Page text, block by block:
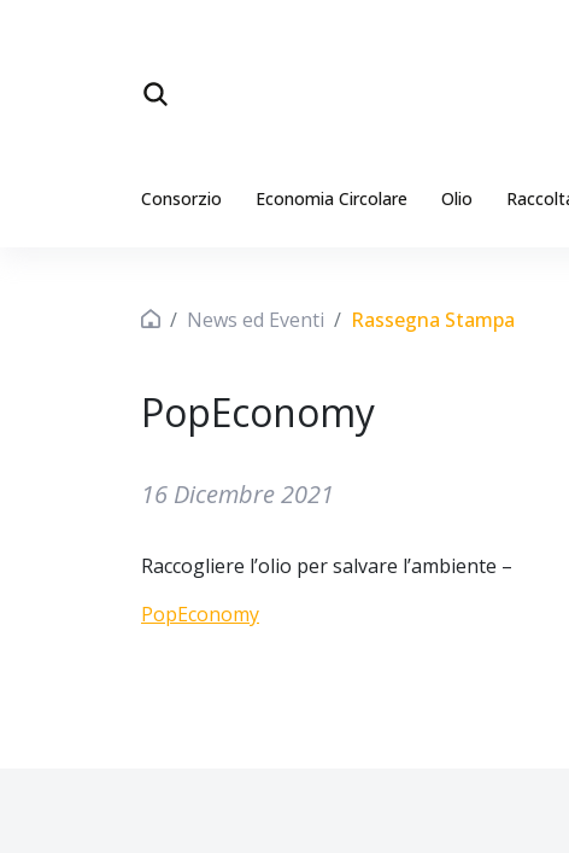
Consorzio Economia Circolare Olio
News ed Eventi Rassegna Stampa
PopEconomy
16 Dicembre 2021
Raccogliere l’olio per salvare l’ambiente –
PopEconomy